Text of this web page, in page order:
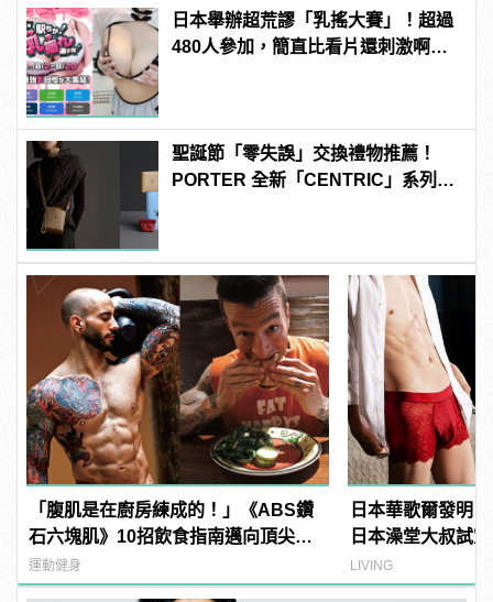
日本舉辦超荒謬「乳搖大賽」！超過
480人參加，簡直比看片還刺激啊！ |
聖誕節「零失誤」交換禮物推薦！
PORTER 全新「CENTRIC」系列包
「腹肌是在廚房練成的！」《ABS鑽
石六塊肌》10招飲食指南邁向頂尖腹
肌！
運動健身
日本華歌爾發明
日本澡堂大叔試
氣！」
LIVING